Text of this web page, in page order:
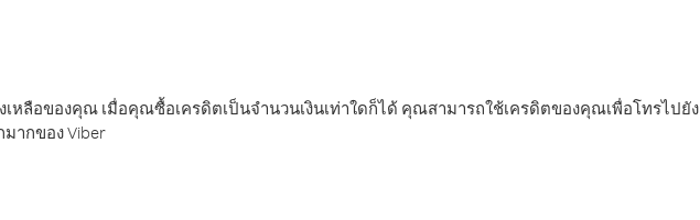
เหลือของคุณ เมื่อคุณซื้อเครดิตเป็นจำนวนเงินเท่าใดก็ได้ คุณสามารถใช้เครดิตของคุณเพื่อโทรไปยัง
ากของ Viber